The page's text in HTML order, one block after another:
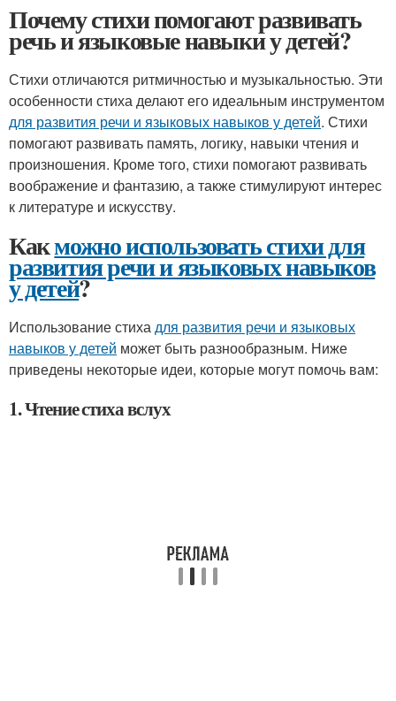
Почему стихи помогают развивать
речь и языковые навыки у детей?
Стихи отличаются ритмичностью и музыкальностью. Эти
особенности стиха делают его идеальным инструментом
для развития речи и языковых навыков у детей. Стихи
помогают развивать память, логику, навыки чтения и
произношения. Кроме того, стихи помогают развивать
воображение и фантазию, а также стимулируют интерес
к литературе и искусству.
Какможно использовать стихи для
развития речи и языковых навыков
у детей?
Использование стихадля развития речи и языковых
навыков у детей может быть разнообразным. Ниже
приведены некоторые идеи, которые могут помочь вам:
1. Чтение стиха вслух